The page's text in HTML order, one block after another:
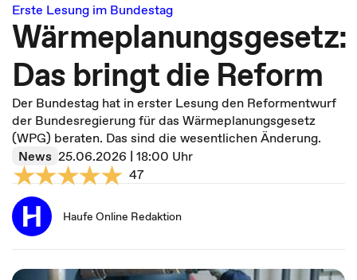
Erste Lesung im Bundestag
Wärmeplanungsgesetz:
Das bringt die Reform
Der Bundestag hat in erster Lesung den Reformentwurf
der Bundesregierung für das Wärmeplanungsgesetz
(WPG) beraten. Das sind die wesentlichen Änderung.
News 25.06.2026 | 18:00 Uhr
47
Haufe Online Redaktion